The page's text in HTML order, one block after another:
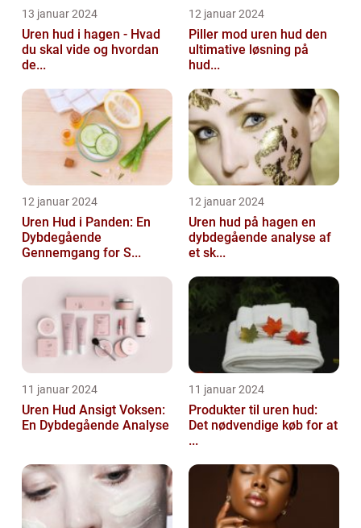
13 januar 2024
Uren hud i hagen - Hvad
du skal vide og hvordan
de...
12 januar 2024
Piller mod uren hud den
ultimative løsning på
hud...
12 januar 2024
Uren Hud i Panden: En
Dybdegående
Gennemgang for S...
12 januar 2024
Uren hud på hagen en
dybdegående analyse af
et sk...
11 januar 2024
Uren Hud Ansigt Voksen:
En Dybdegående Analyse
11 januar 2024
Produkter til uren hud:
Det nødvendige køb for at
...